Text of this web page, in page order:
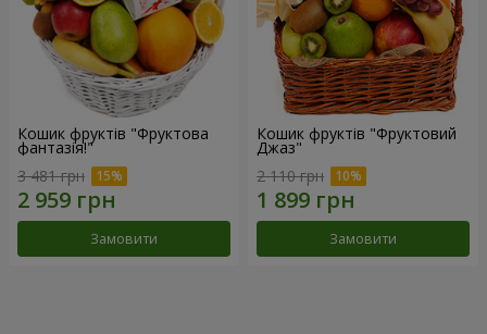
Кошик фруктів "Фруктова
фантазія!"
3 481 грн
Замовити
Кошик фруктів "Фруктовий
Джаз"
2 110 грн
Замовити